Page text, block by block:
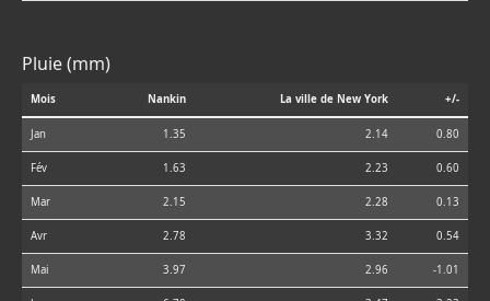
Pluie (mm)
Mois Nankin La ville de New York +/-
Jan 1.35 2.14 0.80
Fév 1.63 2.23 0.60
Mar 2.15 2.28 0.13
Avr 2.78 3.32 0.54
Mai 3.97 2.96 -1.01